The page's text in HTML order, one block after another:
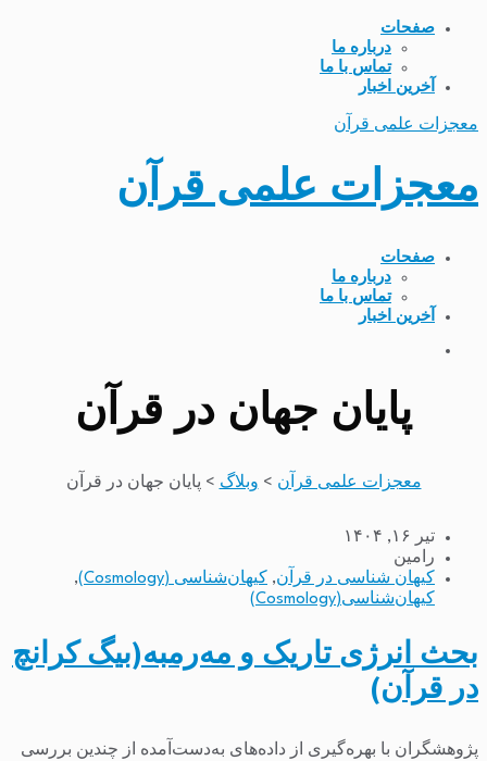
صفحات
درباره ما
تماس با ما
آخرین اخبار
معجزات علمی قرآن
معجزات علمی قرآن
صفحات
درباره ما
تماس با ما
آخرین اخبار
پایان جهان در قرآن
معجزات علمی قرآن > وبلاگ >پایان جهان در قرآن
تیر ۱۶, ۱۴۰۴
رامین
کیهان شناسی در قرآن, کیهان‌شناسی (Cosmology)
,
کیهان‌شناسی(Cosmology)
بحث انرژی تاریک و مه‌رمبه(بیگ کرانچ
در قرآن)
پژوهشگران با بهره‌گیری از داده‌های به‌دست‌آمده از چندین بررسی